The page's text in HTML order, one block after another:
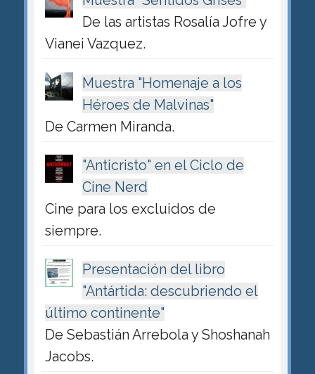
De las artistas Rosalía Jofre y
Vianei Vazquez.
Muestra "Homenaje a los
Héroes de Malvinas"
De Carmen Miranda.
"Anticristo" en el Ciclo de
Cine Nerd
Cine para los excluidos de
siempre.
Presentación del libro
"Antártida: descubriendo el
último continente"
De Sebastián Arrebola y Shoshanah
Jacobs.